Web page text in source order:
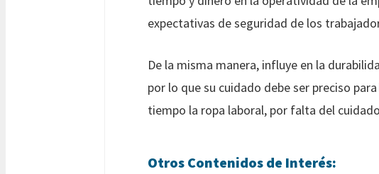
expectativas de seguridad de los
De la misma manera, influye en la
por lo que su cuidado debe ser preciso
tiempo la ropa laboral, por falta del
Otros Contenidos de Interés: